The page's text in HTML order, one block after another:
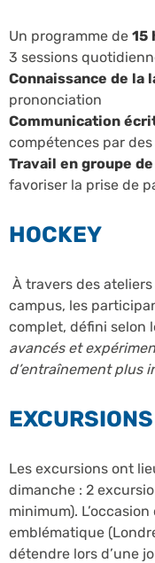
Un programme de 15
3 sessions
Connaissance de la
prononciation
Communication
compétences par
Travail en groupe
favoriser la prise de
HOCKEY
À travers des
campus, les
complet, défini selon
avancés et
d’entraînement plus
EXCURSIONS
Les excursions ont
dimanche : 2
minimum).
emblématique
détendre lors d’une